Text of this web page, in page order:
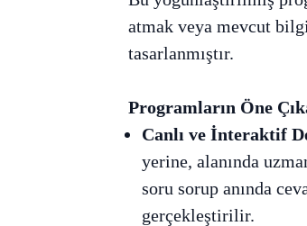
atmak veya mevcut
tasarlanmıştır.
Programların Öne
Canlı ve İnteraktif
yerine, alanında
soru sorup anında
gerçekleştirilir.